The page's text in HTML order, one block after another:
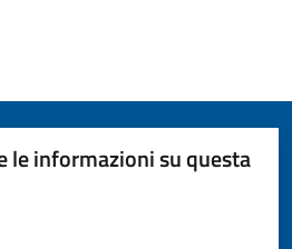
le informazioni su questa